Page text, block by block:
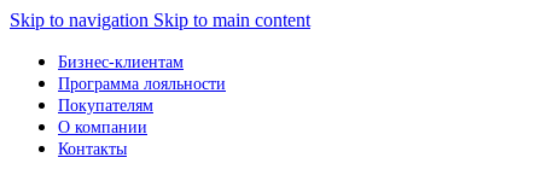
Skip to navigation Skip to main content
Бизнес-клиентам
Программа лояльности
Покупателям
О компании
Контакты